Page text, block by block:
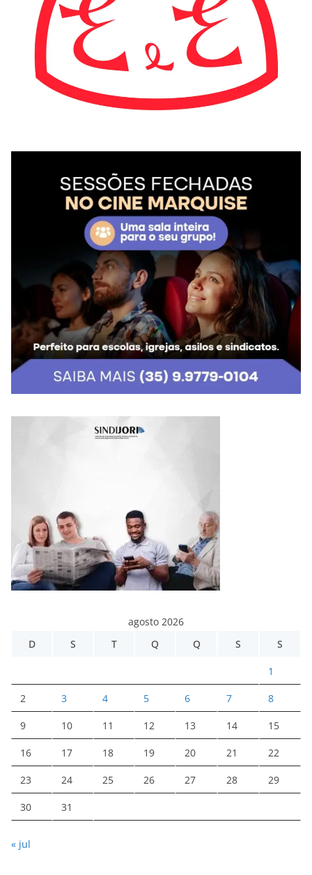
agosto 2026
D
S T Q Q S S
1
2 3 4 5 6 7 8
9 10 11 12 13 14 15
16 17 18 19 20 21 22
23 24 25 26 27 28 29
30 31
« jul